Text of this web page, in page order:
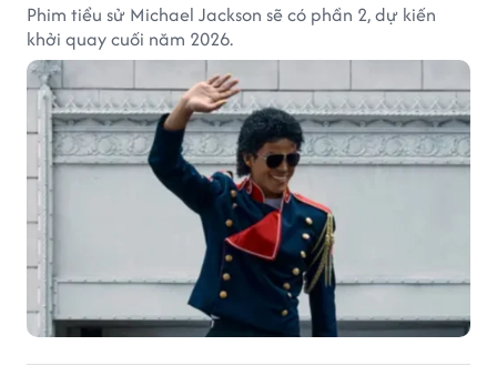
Phim tiểu sử Michael Jackson sẽ có phần 2, dự kiến
khởi quay cuối năm 2026.